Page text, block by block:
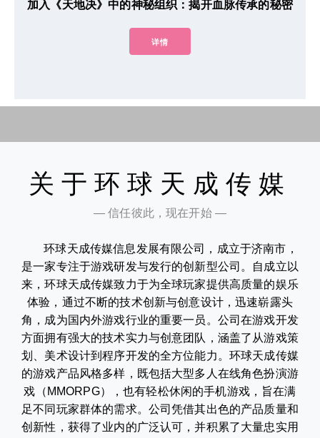
加入《天地决》中的神秘组织：揭开血脉传承的秘密
详情
关于环球天成传媒
— 信任彼此，现在开始 —
环球天成传媒信息发展有限公司，成立于济南市，
是一家专注于游戏研发与发行的创新型公司。自成立以
来，环球天成传媒致力于为全球玩家提供高质量的娱乐
体验，通过不断的技术创新与创意设计，迅速崭露头
角，成为国内外游戏行业的重要一员。公司在游戏开发
方面拥有强大的技术实力与创意团队，涵盖了从游戏策
划、美术设计到程序开发的全方位能力。环球天成传媒
的游戏产品风格多样，既包括大型多人在线角色扮演游
戏（MMORPG），也有轻松休闲的手机游戏，旨在满
足不同玩家群体的需求。公司凭借其出色的产品质量和
创新性，获得了业内的广泛认可，并积累了大量忠实用